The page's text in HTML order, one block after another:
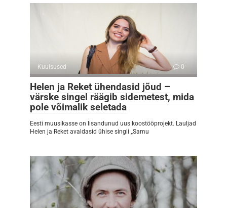
Kuulsused 0
Helen ja Reket ühendasid jõud –
värske singel räägib sidemetest, mida
pole võimalik seletada
Eesti muusikasse on lisandunud uus koostööprojekt. Lauljad
Helen ja Reket avaldasid ühise singli „Samu